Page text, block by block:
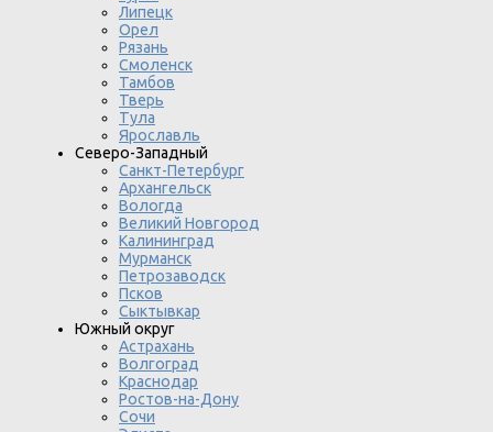
Липецк
Орел
Рязань
Смоленск
Тамбов
Тверь
Тула
Ярославль
Северо-Западный
Санкт-Петербург
Архангельск
Вологда
Великий Новгород
Калининград
Мурманск
Петрозаводск
Псков
Сыктывкар
Южный округ
Астрахань
Волгоград
Краснодар
Ростов-на-Дону
Сочи